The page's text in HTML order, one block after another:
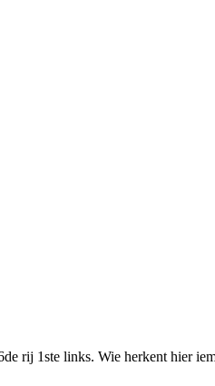
rij 1ste links. Wie herkent hier